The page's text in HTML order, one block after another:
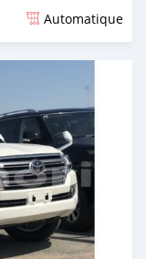
Automatique